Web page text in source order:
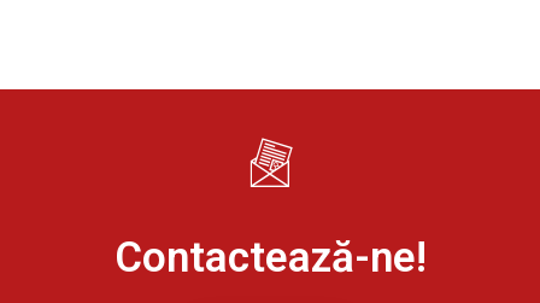
Contactează-ne!